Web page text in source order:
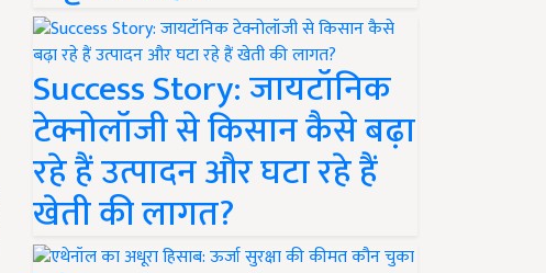
Success Story: जायटॉनिक
टेक्नोलॉजी से किसान कैसे बढ़ा
रहे हैं उत्पादन और घटा रहे हैं
खेती की लागत?